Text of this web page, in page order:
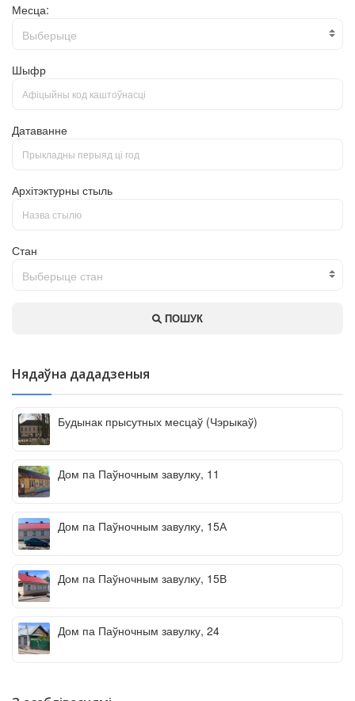
Месца:
Выберыце
Шыфр
Датаванне
Архітэктурны стыль
Стан
Выберыце стан
ПОШУК
Нядаўна дададзеныя
Будынак прысутных месцаў (Чэрыкаў)
Дом па Паўночным завулку, 11
Дом па Паўночным завулку, 15А
Дом па Паўночным завулку, 15В
Дом па Паўночным завулку, 24